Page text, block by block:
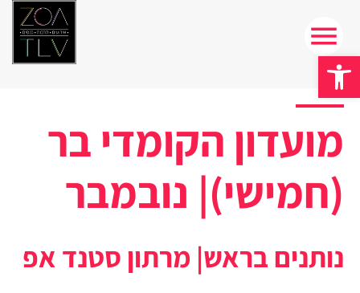
פתח סרגל נגישות
מועדון הקומדי בר
(חמישי)| נובמבר
נותנים בראש| מרתון סטנד אפ